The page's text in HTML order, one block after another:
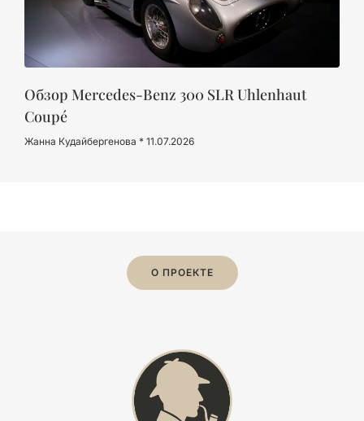
Обзор Mercedes-Benz 300 SLR Uhlenhaut
Coupé
Жанна Кудайбергенова 11.07.2026
О ПРОЕКТЕ